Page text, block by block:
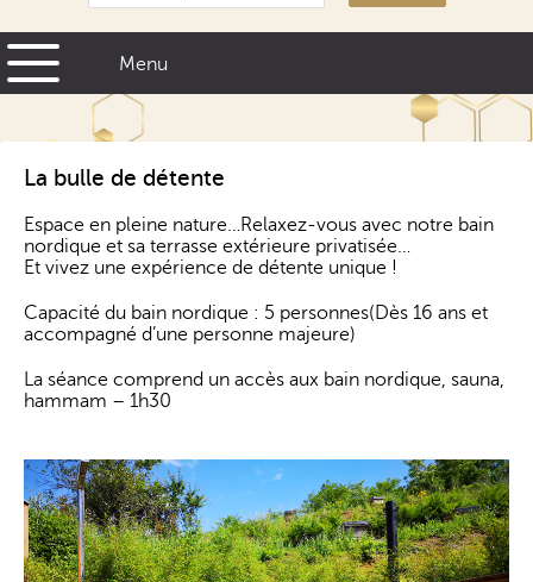
La bulle de détente
Espace en pleine nature…Relaxez-vous avec notre bain
nordique et sa terrasse extérieure privatisée…
Et vivez une expérience de détente unique !
Capacité du bain nordique : 5 personnes(Dès 16 ans et
accompagné d’une personne majeure)
La séance comprend un accès aux bain nordique, sauna,
hammam – 1h30